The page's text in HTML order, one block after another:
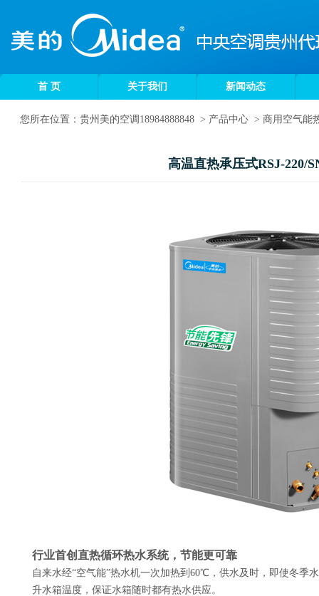
首 页 关于我们 新闻动态
您所在位置： 贵州美的空调18984888848 > 产品中心 > 商用空气能
高温直热承压式RSJ-220/
行业首创直热循环热水系统，节能更可靠
自来水经“空气能”热水机一次加热到60℃，供水及时，即使冬季
升水箱温度，保证水箱随时都有热水供应。